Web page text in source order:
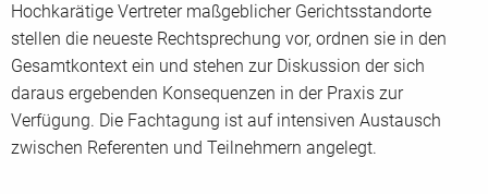
Hochkarätige Vertreter maßgeblicher Gerichtsstandorte
stellen die neueste Rechtsprechung vor, ordnen sie in den
Gesamtkontext ein und stehen zur Diskussion der sich
daraus ergebenden Konsequenzen in der Praxis zur
Verfügung. Die Fachtagung ist auf intensiven Austausch
zwischen Referenten und Teilnehmern angelegt.